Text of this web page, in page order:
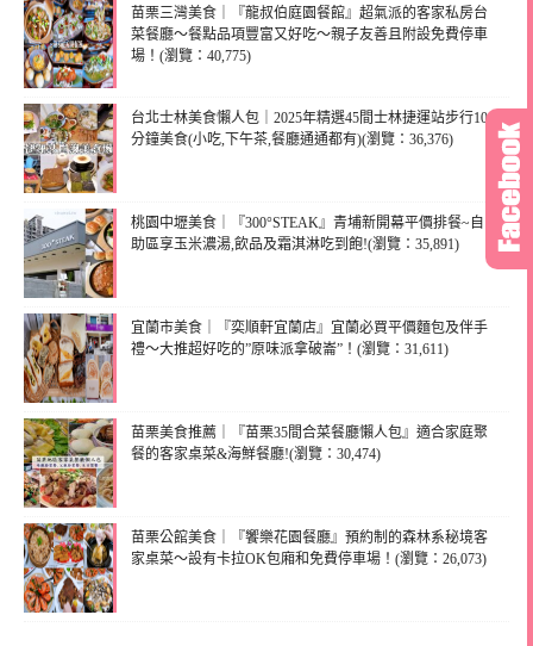
苗栗三灣美食｜『龍叔伯庭園餐館』超氣派的客家私房台
菜餐廳～餐點品項豐富又好吃～親子友善且附設免費停車
場！(瀏覽：40,775)
台北士林美食懶人包｜2025年精選45間士林捷運站步行10
分鐘美食(小吃,下午茶,餐廳通通都有)(瀏覽：36,376)
桃園中壢美食｜『300°STEAK』青埔新開幕平價排餐~自
助區享玉米濃湯,飲品及霜淇淋吃到飽!(瀏覽：35,891)
宜蘭市美食｜『奕順軒宜蘭店』宜蘭必買平價麵包及伴手
禮～大推超好吃的”原味派拿破崙”！(瀏覽：31,611)
苗栗美食推薦｜『苗栗35間合菜餐廳懶人包』適合家庭聚
餐的客家桌菜&海鮮餐廳!(瀏覽：30,474)
苗栗公館美食｜『饗樂花園餐廳』預約制的森林系秘境客
家桌菜～設有卡拉OK包廂和免費停車場！(瀏覽：26,073)